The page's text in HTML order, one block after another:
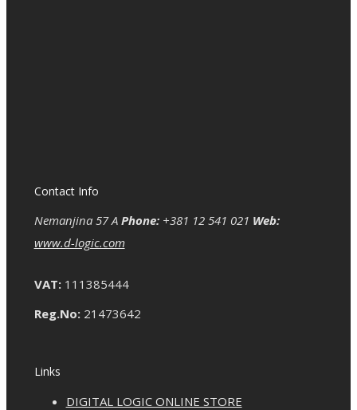
Contact Info
Nemanjina 57 A Phone:+381 12 541 021 Web:
www.d-logic.com
VAT:111385444
Reg.No:21473642
Links
DIGITAL LOGIC ONLINE STORE